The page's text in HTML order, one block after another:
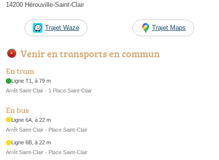
14200 Hérouville-Saint-Clair
Trajet Waze Trajet Maps
Venir en transports en commun
En tram
Ligne T1, à 79 m
Arrêt Saint-Clair - 1 Place Saint-Clair
En bus
Ligne 6A, à 22 m
Arrêt Saint-Clair - Place Saint-Clair
Ligne 6B, à 22 m
Arrêt Saint-Clair - Place Saint-Clair